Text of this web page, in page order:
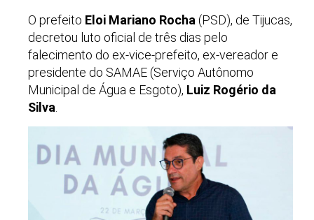
O prefeito Eloi Mariano Rocha (PSD), de Tijucas,
decretou luto oficial de três dias pelo
falecimento do ex-vice-prefeito, ex-vereador e
presidente do SAMAE (Serviço Autônomo
Municipal de Água e Esgoto), Luiz Rogério da
Silva